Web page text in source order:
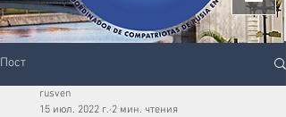
Пост
rusven
15 июл. 2022 г. 2 мин. чтения